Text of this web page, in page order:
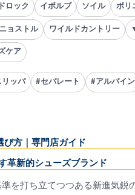
ロック イボルブ ソイル ボリ
ョストル ワイルドカントリー
ケア
リッパ #セパレート #アルパイン
び方｜専門店ガイド
革新的シューズブランド
を打ち立てつつある新進気鋭